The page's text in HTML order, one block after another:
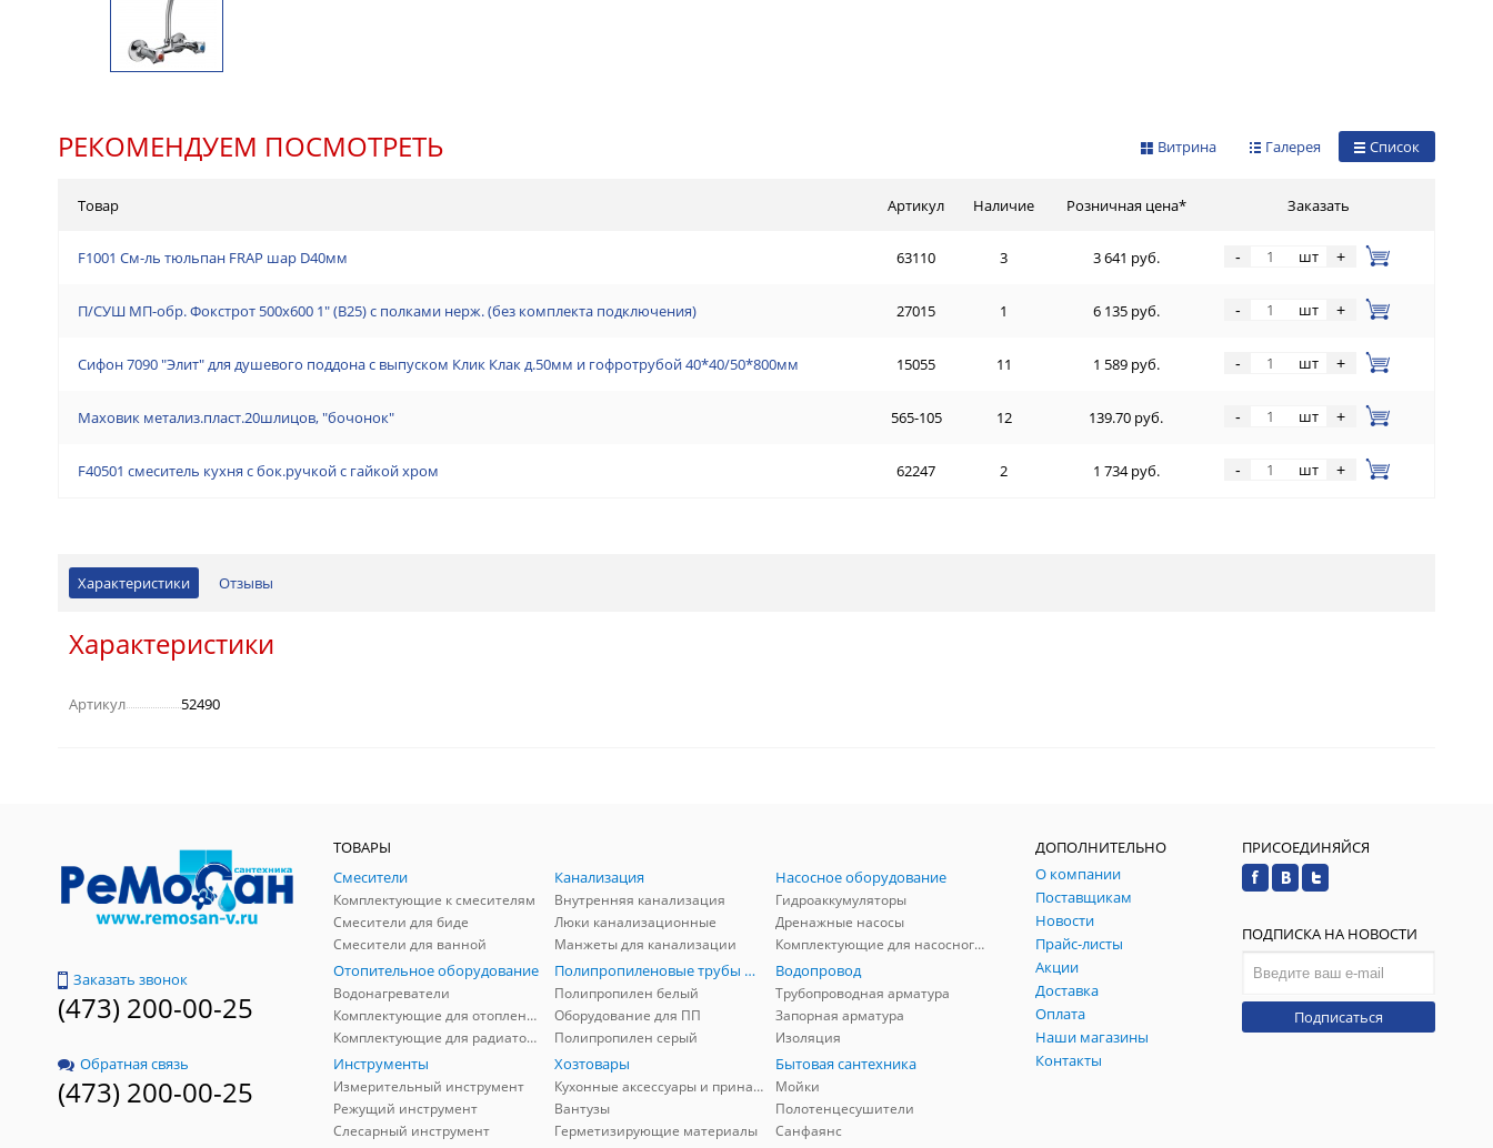
РЕКОМЕНДУЕМ ПОСМОТРЕТЬ Список
Галерея
Витрина
Товар Артикул Наличие Розничная цена* Заказать
F1001 См-ль тюльпан FRAP шар D40мм 63110 3 3 641 руб. - шт +
П/СУШ МП-обр. Фокстрот 500х600 1" (В25) с полками нерж. (без комплекта подключения) 27015 1 6 135 руб. - шт +
Сифон 7090 "Элит" для душевого поддона с выпуском Клик Клак д.50мм и гофротрубой 40*40/50*800мм 15055 11 1 589 руб. - шт +
Маховик метализ.пласт.20шлицов, "бочонок" 565-105 12 139.70 руб. - шт +
F40501 смеситель кухня с бок.ручкой с гайкой хром 62247 2 1 734 руб. - шт +
Характеристики Отзывы
Характеристики
Артикул 52490
Заказать звонок
(473) 200-00-25
Обратная связь
(473) 200-00-25
ТОВАРЫ
Смесители
Комплектующие к смесителям
Смесители для биде
Смесители для ванной
Канализация
Внутренняя канализация
Люки канализационные
Манжеты для канализации
Насосное оборудование
Гидроаккумуляторы
Дренажные насосы
Комплектующие для насосного оборудования
Отопительное оборудование
Водонагреватели
Комплектующие для отопления
Комплектующие для радиаторов
Полипропиленовые трубы и фитинги
Полипропилен белый
Оборудование для ПП
Полипропилен серый
Водопровод
Трубопроводная арматура
Запорная арматура
Изоляция
Инструменты
Измерительный инструмент
Режущий инструмент
Слесарный инструмент
Хозтовары
Кухонные аксессуары и принадлежности
Вантузы
Герметизирующие материалы
Бытовая сантехника
Мойки
Полотенцесушители
Санфаянс
ДОПОЛНИТЕЛЬНО
О компании
Поставщикам
Новости
Прайс-листы
Акции
Доставка
Оплата
Наши магазины
Контакты
ПРИСОЕДИНЯЙСЯ
ПОДПИСКА НА НОВОСТИ
Подписаться